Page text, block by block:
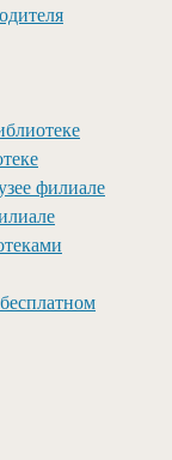
филиале